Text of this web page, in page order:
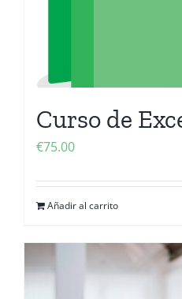
Curso de
€75.00
Añadir al carrito